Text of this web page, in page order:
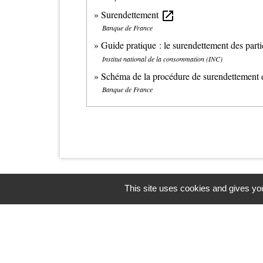
Surendettement open_in_new
Banque de France
Guide pratique : le surendettement des
Institut national de la consommation (INC)
Schéma de la procédure de surendettement
Banque de France
This site uses cookies and gives